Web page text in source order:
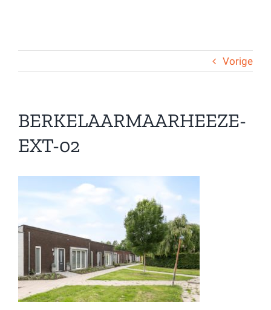
Vorige
BERKELAARMAARHEEZE-
EXT-02